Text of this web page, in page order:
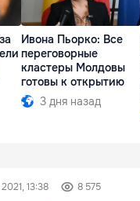
Ивона Пьорко: Все
переговорные
кластеры Молдовы
готовы к открытию
3 дня назад
13:38 8 575